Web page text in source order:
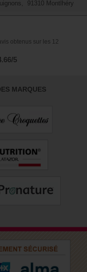
91310 Montlhéry
obtenus sur les 12
5
MARQUES